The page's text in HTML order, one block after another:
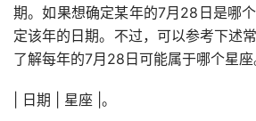
期。如果想确定某年的7月28日是哪
定该年的日期。不过，可以参考下述
了解每年的7月28日可能属于哪个星座
| 日期 | 星座 |。